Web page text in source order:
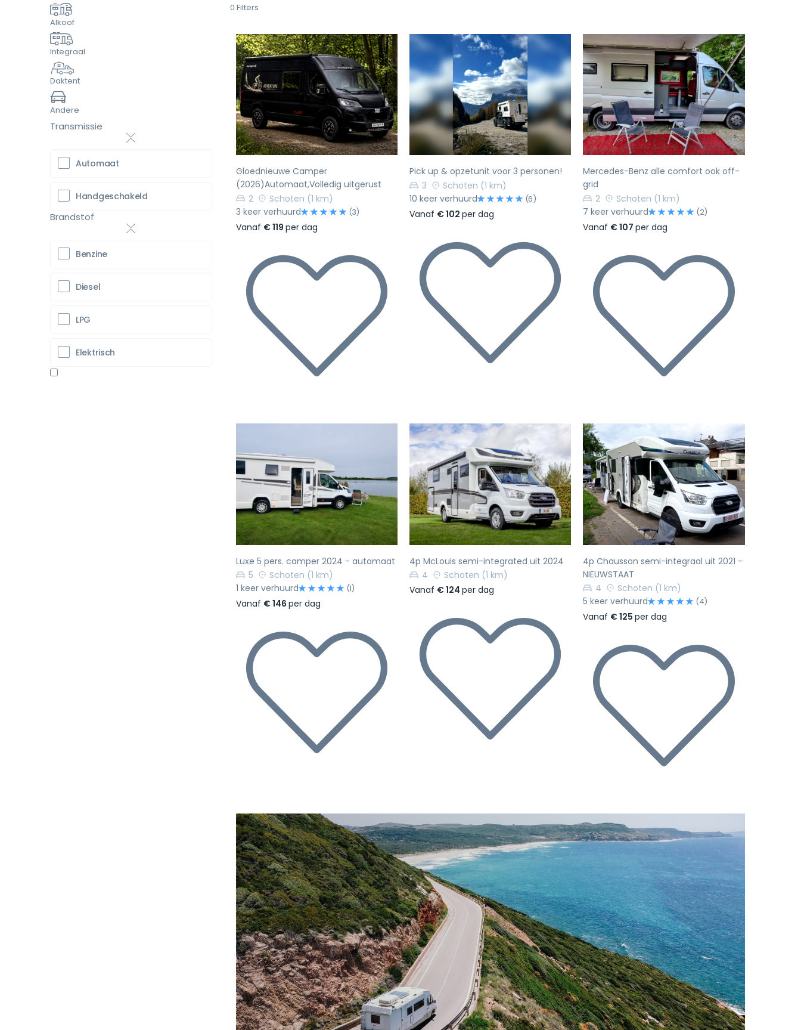
0 Filters
Vorige Volgende
Gloednieuwe Camper
(2026)Automaat,Volledig uitgerust
2
Schoten (1 km)
3 keer verhuurd
(3)
Vanaf € 119 per dag
Vorige Volgende
Pick up & opzetunit voor 3 personen!
3
Schoten (1 km)
10 keer verhuurd
(6)
Vanaf € 102 per dag
Vorige Volgende
Mercedes-Benz alle comfort ook off-
grid
2
Schoten (1 km)
7 keer verhuurd
(2)
Vanaf € 107per dag
Vorige Volgende
Luxe 5 pers. camper 2024 - automaat
5
Schoten (1 km)
1 keer verhuurd
(1)
Vanaf € 146 per dag
Vorige Volgende
4p McLouis semi-integrated uit 2024
4
Schoten (1 km)
Vanaf € 124 per dag
Vorige Volgende
4p Chausson semi-integraal uit 2021 -
NIEUWSTAAT
4
Schoten (1 km)
5 keer verhuurd
(4)
Vanaf € 125per dag
Alkoof
Integraal
Daktent
Andere
Transmissie
Automaat
Handgeschakeld
Brandstof
Benzine
Diesel
LPG
Elektrisch